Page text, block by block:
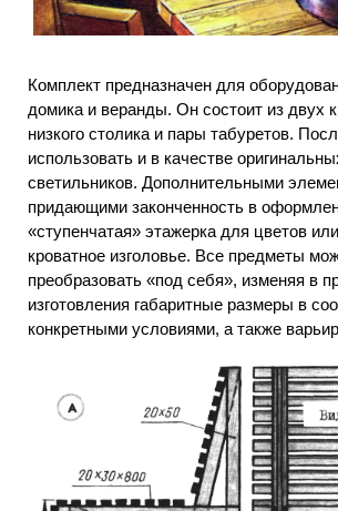
Комплект предназначен для
домика и веранды. Он состоит из двух
низкого столика и пары табуретов.
использовать и в качестве
светильников. Дополнительными
придающими законченность в
«ступенчатая» этажерка для цветов
кроватное изголовье. Все предметы
преобразовать «под себя», изменяя в
изготовления габаритные размеры в
конкретными условиями, а также